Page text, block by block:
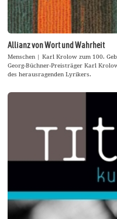
Allianz von Wort und Wahrheit
Menschen | Karl Krolow zum 100.
Georg-Büchner-Preisträger Karl
des herausragenden Lyrikers.